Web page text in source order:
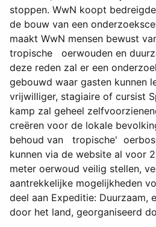
stoppen. WwN koopt
de bouw van een
maakt WwN mensen bewust
tropische oerwouden en
deze reden zal er een
gebouwd waar gasten kunnen
vrijwilliger, stagiaire of cursist
kamp zal geheel
creëren voor de lokale
behoud van tropische'
kunnen via de website al voor
meter oerwoud veilig stellen,
aantrekkelijke mogelijkheden
deel aan Expeditie: Duurzaam,
door het land, georganiseerd